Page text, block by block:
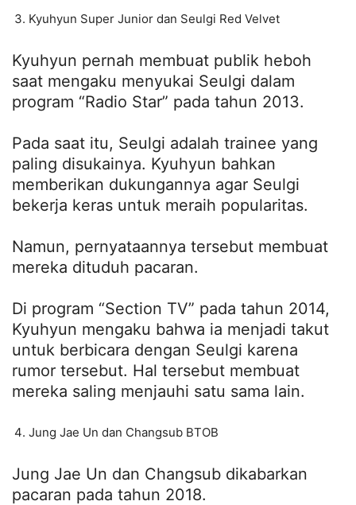
Kyuhyun Super Junior dan Seulgi Red Velvet
Kyuhyun pernah membuat publik heboh
saat mengaku menyukai Seulgi dalam
program “Radio Star” pada tahun 2013.
Pada saat itu, Seulgi adalah trainee yang
paling disukainya. Kyuhyun bahkan
memberikan dukungannya agar Seulgi
bekerja keras untuk meraih popularitas.
Namun, pernyataannya tersebut membuat
mereka dituduh pacaran.
Di program “Section TV” pada tahun 2014,
Kyuhyun mengaku bahwa ia menjadi takut
untuk berbicara dengan Seulgi karena
rumor tersebut. Hal tersebut membuat
mereka saling menjauhi satu sama lain.
Jung Jae Un dan Changsub BTOB
Jung Jae Un dan Changsub dikabarkan
pacaran pada tahun 2018.